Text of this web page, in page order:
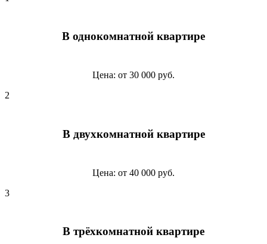
В однокомнатной квартире
Цена: от 30 000 руб.
2
В двухкомнатной квартире
Цена: от 40 000 руб.
3
В трёхкомнатной квартире